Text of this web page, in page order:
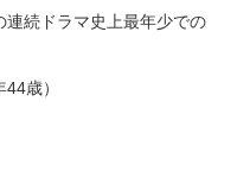
続ドラマ史上最年少での
歳）